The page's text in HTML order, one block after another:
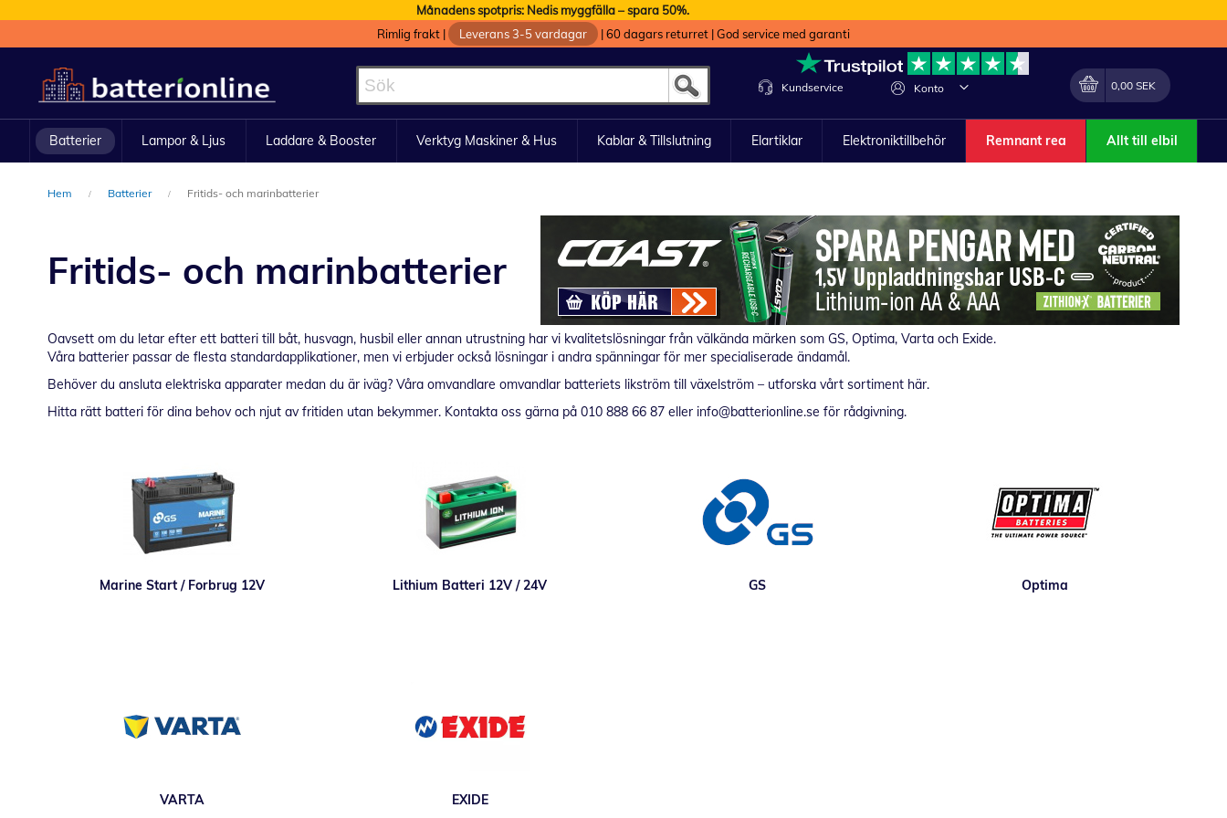
Månadens spotpris: Nedis myggfälla – spara 50%.
Rimlig frakt | Leverans 3-5 vardagar |60 dagars returret |God service med garanti
till
innehållet
Konto Förändra
Min kundvagn
0,00 SEK
Kundservice
Batterier Lampor & Ljus Laddare & Booster Verktyg Maskiner & Hus Kablar & Tillslutning Elartiklar Elektroniktillbehör Remnant rea Allt till elbil
Hem Batterier Fritids- och marinbatterier
Fritids- och marinbatterier
Oavsett om du letar efter ett batteri till båt, husvagn, husbil eller annan utrustning har vi kvalitetslösningar från välkända märken som GS, Optima, Varta och Exide.
Våra batterier passar de flesta standardapplikationer, men vi erbjuder också lösningar i andra spänningar för mer specialiserade ändamål.
Behöver du ansluta elektriska apparater medan du är iväg? Våra omvandlare omvandlar batteriets likström till växelström – utforska vårt sortiment här.
Hitta rätt batteri för dina behov och njut av fritiden utan bekymmer. Kontakta oss gärna på 010 888 66 87 eller info@batterionline.se för rådgivning.
Marine Start / Forbrug 12V Lithium Batteri 12V / 24V GS Optima
VARTA EXIDE